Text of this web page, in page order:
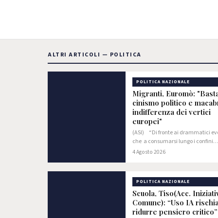
ALTRI ARTICOLI — POLITICA
POLITICA NAZIONALE
Migranti, Euromò:
cinismo politico e
indifferenza dei vertici
europei"
(ASI) “Di fronte ai drammatici
che a consumarsi lungo i confini
dell'Unione Europea, a partire dalla
confronti…
4 Agosto 2026
POLITICA NAZIONALE
Scuola, Tiso(Acc.
Comune): “Uso IA
ridurre pensiero critico”